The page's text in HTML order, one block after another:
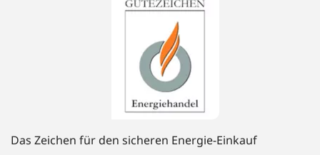
Das Zeichen für den sicheren Energie-Einkauf